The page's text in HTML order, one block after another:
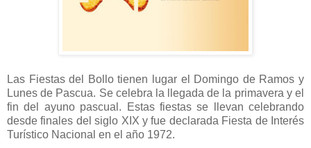
Las Fiestas del Bollo tienen lugar el Domingo de Ramos y
Lunes de Pascua. Se celebra la llegada de la primavera y el
fin del ayuno pascual. Estas fiestas se llevan celebrando
desde finales del siglo XIX y fue declarada Fiesta de Interés
Turístico Nacional en el año 1972.